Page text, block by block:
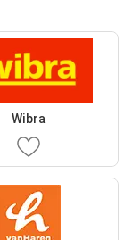
Wibra